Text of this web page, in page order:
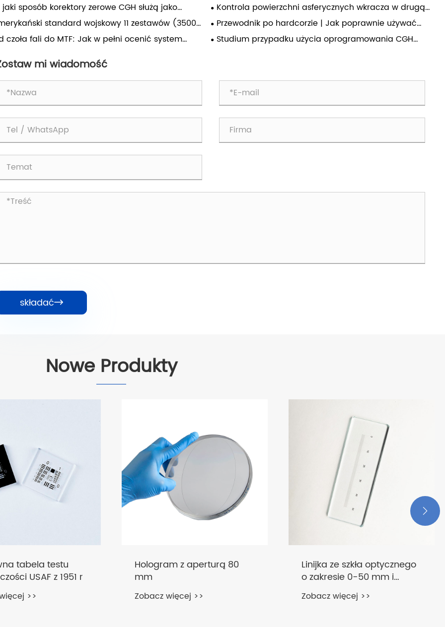
jaki sposób korektory zerowe CGH służą jako
soczewki zerowe (DNL) umożliwiające
testowanie asfery?
Kontrola powierzchni asferycznych wkracza w drugą
erę: w jaki sposób wydajność definiuje linię życia zmian
jakościowych w przyszłej produkcji elementów
optycznych?
standard wojskowy 11 zestawów (3500
linii) obiektów testowych o ultrawysokiej
kluczowy standard weryfikujący
rozdzielczość obiektywów wysokiej klasy.
Przewodnik po hardcorzie | Jak poprawnie używać
USAF 1951 do kalibracji rozdzielczości układu
optycznego?
czoła fali do MTF: Jak w pełni ocenić system
Studium przypadku użycia oprogramowania CGH
mi wiadomość
składać
Nowe Produkty
tabela testu
USAF z 1951 r
>>
Hologram z aperturą 80
mm
Zobacz więcej >>
Linijka ze szkła optycznego
o zakresie 0-50 mm i
wartości podziału 0,1 mm
Zobacz więcej >>
